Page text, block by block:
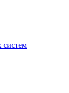
систем